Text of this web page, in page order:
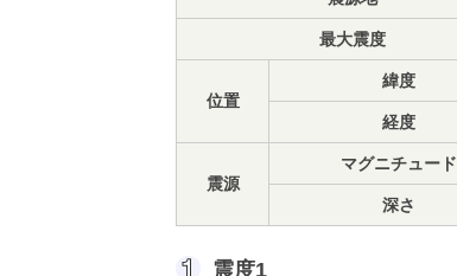
最大震度
位置
緯度
経度
震源
マグニチュード
深さ
震度1